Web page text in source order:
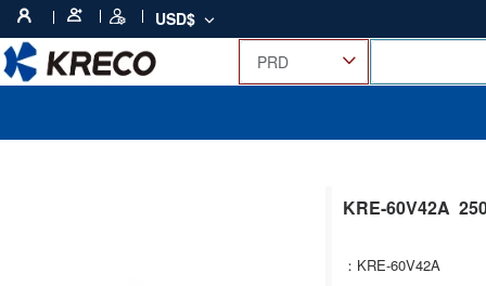
USD$
KRE-60V42A
：KRE-60V42A